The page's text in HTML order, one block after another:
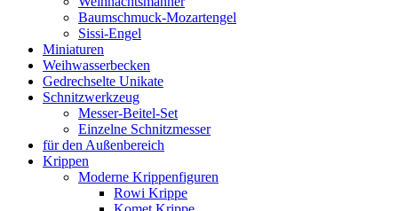
Baumschmuck-Mozartengel
Sissi-Engel
Miniaturen
Weihwasserbecken
Gedrechselte Unikate
Schnitzwerkzeug
Messer-Beitel-Set
Einzelne Schnitzmesser
für den Außenbereich
Krippen
Moderne Krippenfiguren
Rowi Krippe